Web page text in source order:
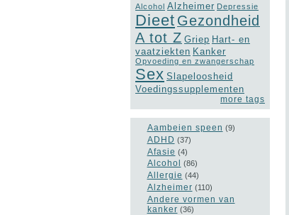
Alcohol Alzheimer Depressie
Dieet Gezondheid
A tot Z Griep Hart- en
vaatziekten Kanker
Opvoeding en zwangerschap
Sex Slapeloosheid
Voedingssupplementen
more tags
Aambeien speen (9)
ADHD (37)
Afasie (4)
Alcohol (86)
Allergie (44)
Alzheimer (110)
Andere vormen van
kanker (36)